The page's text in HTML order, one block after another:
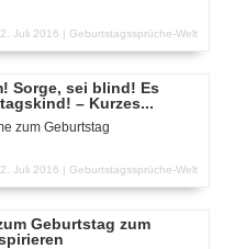
Juli 2016 | Geburtstagssprüche-Welt
Sorge, sei blind! Es
– Kurzes...
zum Geburtstag
Juli 2016 | Geburtstagssprüche-Welt
Geburtstag zum